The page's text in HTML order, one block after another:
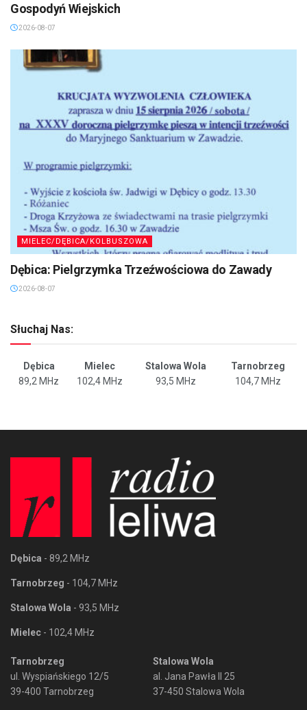
Gospodyń Wiejskich
2026-08-07
MIELEC/DĘBICA/KOLBUSZOWA
Dębica: Pielgrzymka Trzeźwościowa do Zawady
2026-08-07
Słuchaj Nas:
Dębica Mielec Stalowa Wola
Tarnobrzeg
89,2 MHz
102,4 MHz 93,5 MHz 104,7 MHz
Dębica - 89,2 MHz
Tarnobrzeg - 104,7 MHz
Stalowa Wola - 93,5 MHz
Mielec - 102,4 MHz
Tarnobrzeg
ul. Wyspiańskiego 12/5
39-400 Tarnobrzeg
Stalowa Wola
al. Jana Pawła II 25
37-450 Stalowa Wola